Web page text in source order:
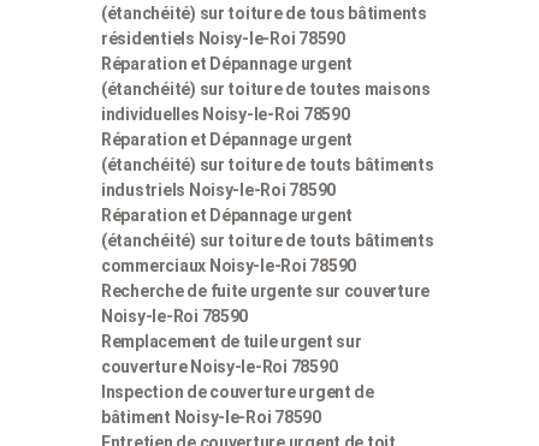
(étanchéité) sur toiture de tous bâtiments
résidentiels Noisy-le-Roi 78590
Réparation et Dépannage urgent
(étanchéité) sur toiture de toutes maisons
individuelles Noisy-le-Roi 78590
Réparation et Dépannage urgent
(étanchéité) sur toiture de touts bâtiments
industriels Noisy-le-Roi 78590
Réparation et Dépannage urgent
(étanchéité) sur toiture de touts bâtiments
commerciaux Noisy-le-Roi 78590
Recherche de fuite urgente sur couverture
Noisy-le-Roi 78590
Remplacement de tuile urgent sur
couverture Noisy-le-Roi 78590
Inspection de couverture urgent de
bâtiment Noisy-le-Roi 78590